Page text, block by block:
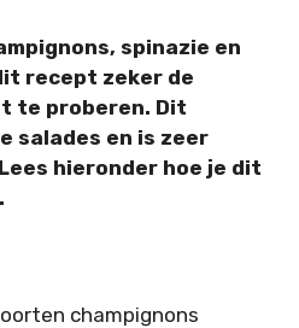
spinazie en
recept zeker de
te proberen. Dit
salades en is zeer
hieronder hoe je dit
champignons